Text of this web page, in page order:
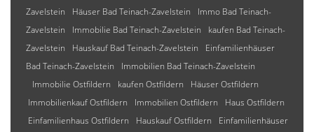
Zavelstein
Häuser Bad Teinach-Zavelstein
Immo Bad Teinach-
Zavelstein
Immobilie Bad Teinach-Zavelstein
kaufen Bad Teinach-
Zavelstein
Hauskauf Bad Teinach-Zavelstein
Einfamilienhäuser
Bad Teinach-Zavelstein
Immobilien Bad Teinach-Zavelstein
Immobilie Ostfildern
kaufen Ostfildern
Häuser Ostfildern
Immobilienkauf Ostfildern
Immobilien Ostfildern
Haus Ostfildern
Einfamilienhaus Ostfildern
Hauskauf Ostfildern
Einfamilienhäuser